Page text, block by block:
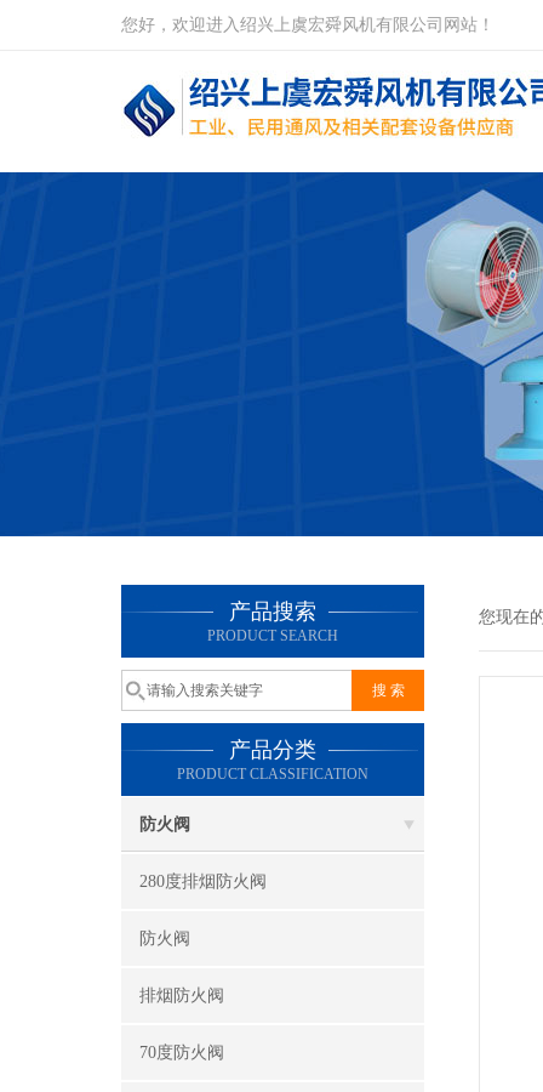
您好，欢迎进入绍兴上虞宏舜风机有限公司网站！
产品搜索
PRODUCT SEARCH
产品分类
PRODUCT CLASSIFICATION
防火阀
280度排烟防火阀
防火阀
排烟防火阀
70度防火阀
您现在